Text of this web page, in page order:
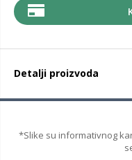
Detalji proizvoda
*Slike su informativnog